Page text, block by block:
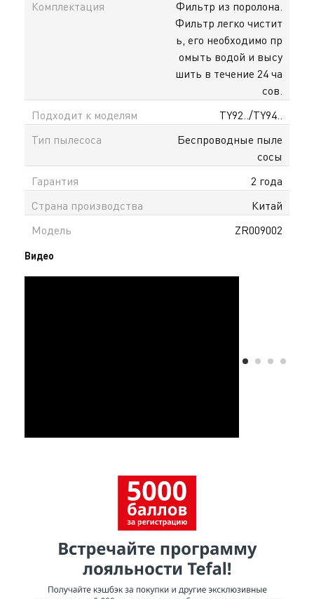
Комплектация
Фильтр из поролона.
Фильтр легко чистит
ь, его необходимо пр
омыть водой и высу
шить в течение 24 ча
сов.
Подходит к моделям
TY92../TY94..
Тип пылесоса
Беспроводные пыле
сосы
Гарантия
2 года
Страна производства
Китай
Модель
ZR009002
Видео